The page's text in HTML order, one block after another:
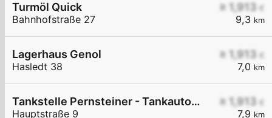
≥ 1,913 €
9,3 km
Turmöl Quick
Bahnhofstraße 27
≥ 1,913 €
7,0 km
Lagerhaus Genol
Hasledt 38
≥ 1,913 €
7,9 km
Tankstelle Pernsteiner - Tankautomat mit Bankomat
Hauptstraße 9